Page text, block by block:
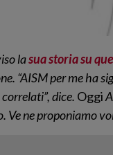
lasua storia su
“AISM per me
dice. Oggi
Ve ne proponiamo